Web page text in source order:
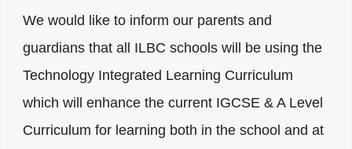
We would like to inform our parents and
guardians that all ILBC schools will be using the
Technology Integrated Learning Curriculum
which will enhance the current IGCSE & A Level
Curriculum for learning both in the school and at